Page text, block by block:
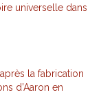
universelle dans
la fabrication
d’Aaron en